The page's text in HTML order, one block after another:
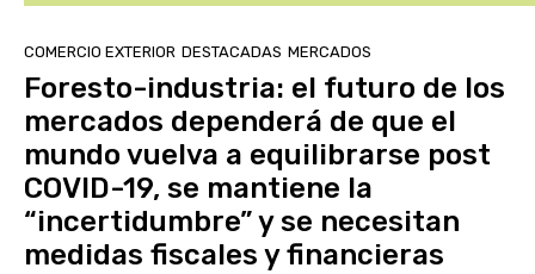
COMERCIO EXTERIOR DESTACADAS MERCADOS
Foresto-industria: el futuro de los
mercados dependerá de que el
mundo vuelva a equilibrarse post
COVID-19, se mantiene la
“incertidumbre” y se necesitan
medidas fiscales y financieras